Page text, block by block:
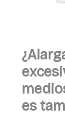
es